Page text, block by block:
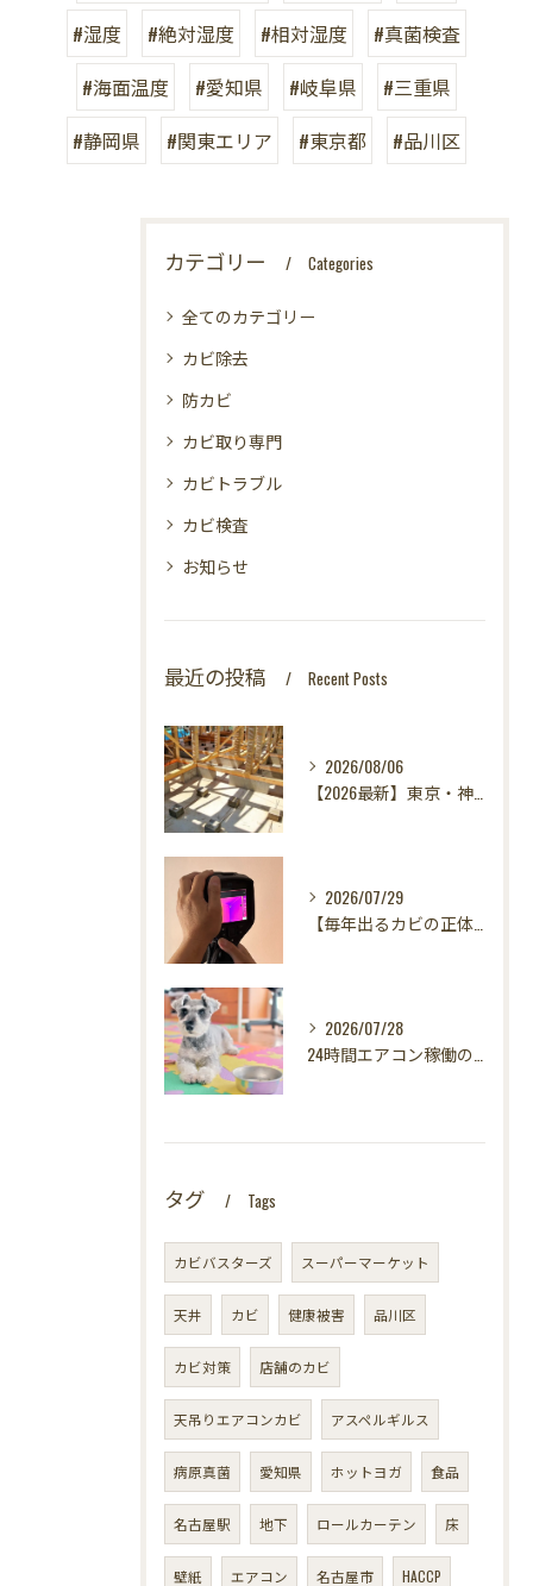
#湿度
#絶対湿度 #相対湿度
#真菌検査
#海面温度
#愛知県 #岐阜県
#三重県
#静岡県
#関東エリア #東京都 #品川区
カテゴリー Categories
全てのカテゴリー
カビ除去
防カビ
カビ取り専門
カビトラブル
カビ検査
お知らせ
最近の投稿 Recent Posts
2026/08/06
2026/07/29
2026/07/28
タグ Tags
カビバスターズ スーパーマーケット
天井 カビ 健康被害 品川区
カビ対策 店舗のカビ
天吊りエアコンカビ アスペルギルス
病原真菌 愛知県 ホットヨガ 食品
名古屋駅 地下 ロールカーテン 床
壁紙 エアコン 名古屋市 HACCP